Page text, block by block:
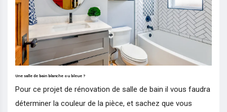
Une salle de bain blanche ou bleue ?
Pour ce projet de rénovation de salle de bain il vous faudra
déterminer la couleur de la pièce, et sachez que vous